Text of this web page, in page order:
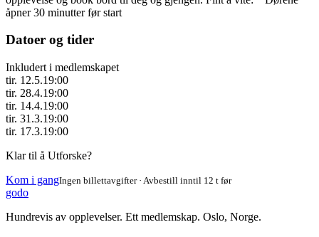
åpner 30 minutter før start
Datoer og tider
Inkludert i medlemskapet
tir. 12.5.19:00
tir. 28.4.19:00
tir. 14.4.19:00
tir. 31.3.19:00
tir. 17.3.19:00
Klar til å Utforske?
Kom i gangIngen billettavgifter · Avbestill inntil 12 t før
godo
Hundrevis av opplevelser. Ett medlemskap. Oslo, Norge.